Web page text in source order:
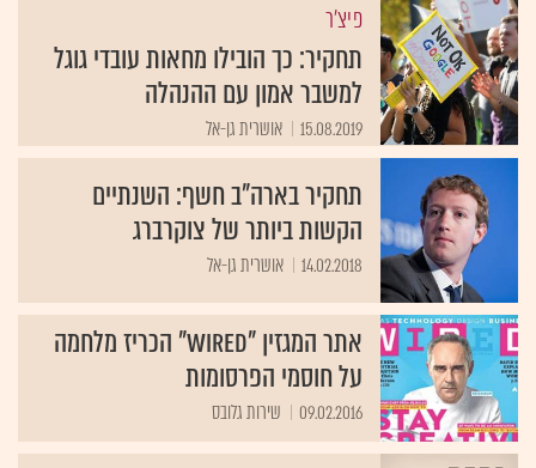
פיצ'ר
תחקיר: כך הובילו מחאות עובדי גוגל
למשבר אמון עם ההנהלה
15.08.2019 אושרית גן-אל
תחקיר בארה"ב חשף: השנתיים
הקשות ביותר של צוקרברג
14.02.2018 אושרית גן-אל
אתר המגזין "Wired" הכריז מלחמה
על חוסמי הפרסומות
09.02.2016 שירות גלובס